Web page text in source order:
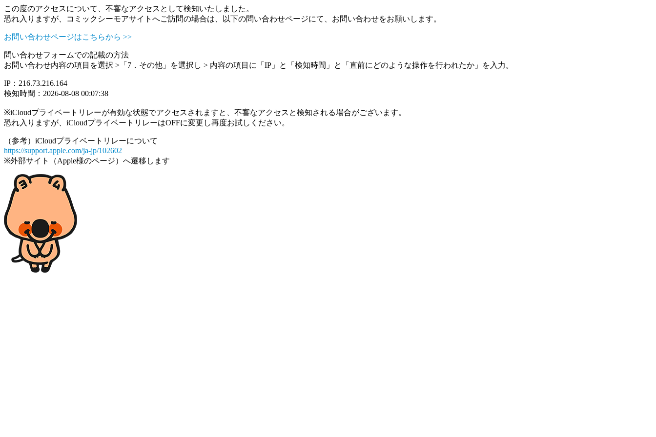
この度のアクセスについて、不審なアクセスとして検知いたしました。
恐れ入りますが、コミックシーモアサイトへご訪問の場合は、以下の問い合わせページにて、お問い合わせをお願いします。
お問い合わせページはこちらから >>
問い合わせフォームでの記載の方法
お問い合わせ内容の項目を選択 >「7．その他」を選択し > 内容の項目に「IP」と「検知時間」と「直前にどのような操作を行われたか」を入力。
IP：216.73.216.164
検知時間：2026-08-08 00:07:38
※iCloudプライベートリレーが有効な状態でアクセスされますと、不審なアクセスと検知される場合がございます。
恐れ入りますが、iCloudプライベートリレーはOFFに変更し再度お試しください。
（参考）iCloudプライベートリレーについて
https://support.apple.com/ja-jp/102602
※外部サイト（Apple様のページ）へ遷移します